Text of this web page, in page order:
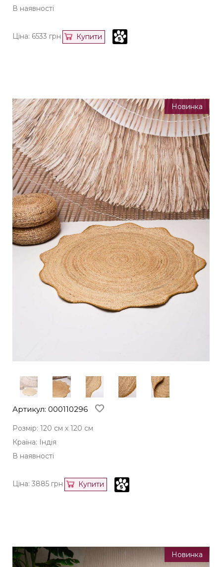
В наявності
Ціна: 6533 грн Купити
Новинка
Артикул: 000110296
Розмір: 120 см х 120 см
Країна: Індія
В наявності
Ціна: 3885 грн Купити
Новинка